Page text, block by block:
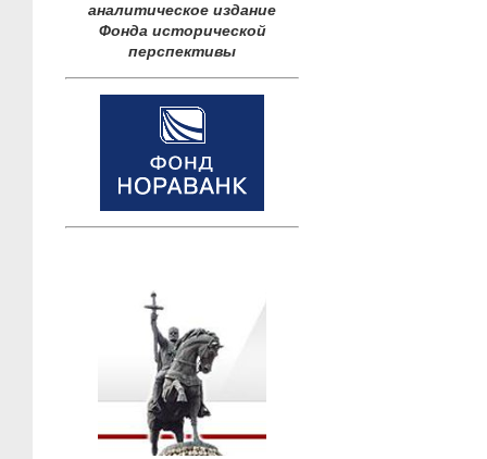
аналитическое издание
Фонда исторической
перспективы